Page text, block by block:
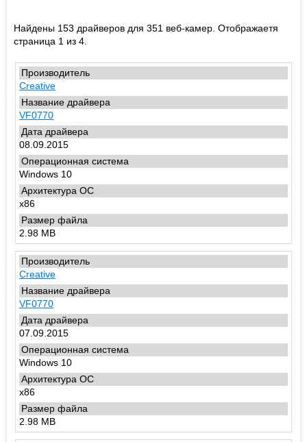
Найдены 153 драйверов для 351 веб-камер. Отображаетя
страница 1 из 4.
Creative
VF0770
08.09.2015
Windows 10
x86
2.98 MB
Creative
VF0770
07.09.2015
Windows 10
x86
2.98 MB